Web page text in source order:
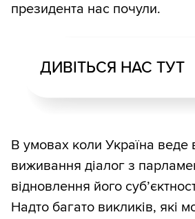
президента нас почули.
ДИВІТЬСЯ НАС ТУТ
В умовах коли Україна веде
виживання діалог з
відновлення його
Надто багато викликів, які